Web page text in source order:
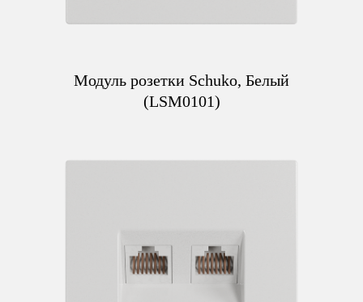
Модуль розетки Schuko, Белый
(LSM0101)